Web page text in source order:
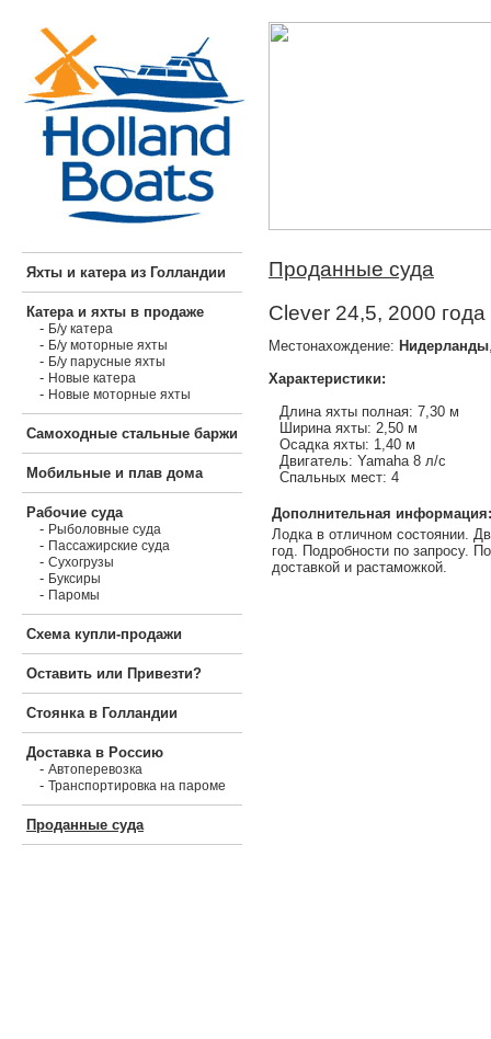
Яхты и катера из Голландии
Катера и яхты в продаже
- Б/у катера
- Б/у моторные яхты
- Б/у парусные яхты
- Новые катера
- Новые моторные яхты
Самоходные стальные баржи
Мобильные и плав дома
Рабочие суда
- Рыболовные суда
- Пассажирские суда
- Сухогрузы
- Буксиры
- Паромы
Схема купли-продажи
Оставить или Привезти?
Стоянка в Голландии
Доставка в Россию
- Автоперевозка
- Транспортировка на пароме
Проданные суда
Проданные суда
Clever 24,5, 2000 года
Местонахождение: Нидерланды
Характеристики:
Длина яхты полная: 7,30 м
Ширина яхты: 2,50 м
Осадка яхты: 1,40 м
Двигатель: Yamaha 8 л/с
Спальных мест: 4
Дополнительная информация:
Лодка в отличном состоянии.
год. Подробности по запросу.
доставкой и растаможкой.